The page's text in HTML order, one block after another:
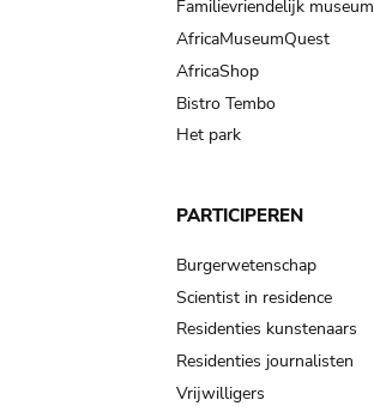
Familievriendelijk museum
AfricaMuseumQuest
AfricaShop
Bistro Tembo
Het park
PARTICIPEREN
Burgerwetenschap
Scientist in residence
Residenties kunstenaars
Residenties journalisten
Vrijwilligers